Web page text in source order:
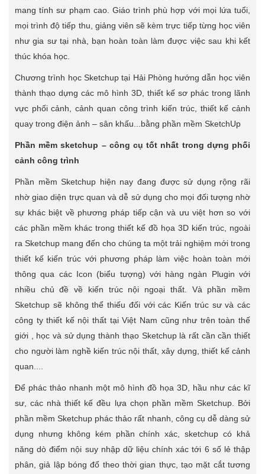
mang tính sư phạm cao. Giáo trình phù hợp với mọi lứa tuổi,
mọi trình độ tiếp thu, giảng viên sẽ kèm trực tiếp từng học viên
như gia sư tại nhà, bạn hoàn toàn làm được việc sau khi kết
thúc khóa học.
Chương trình học Sketchup tại Hải Phòng hướng dẫn học viên
thành thạo dựng các mô hình 3D, thiết kế sơ phác trong lãnh
vực phối cảnh, cảnh quan công trình kiến trúc, thiết kế cảnh
quay trong điện ảnh – sân khấu...bằng phần mềm SketchUp
Phần mềm sketchup – công cụ tốt nhất trong dựng phối
cảnh công trình
Phần mềm Sketchup hiện nay đang được sử dụng rộng rãi
nhờ giao diện trực quan và dễ sử dụng cho mọi đối tượng nhờ
sự khác biệt về phương pháp tiếp cận và ưu việt hơn so với
các phần mềm khác trong thiết kế đồ họa 3D kiến trúc, ngoài
ra Sketchup mang đến cho chúng ta một trải nghiệm mới trong
thiết kế kiến trúc với phương pháp làm việc hoàn toàn mới
thông qua các Icon (biểu tượng) với hàng ngàn Plugin với
nhiều chủ đề về kiến trúc nội ngoại thất. Và phần mềm
Sketchup sẽ không thể thiếu đối với các Kiến trúc sư và các
công ty thiết kế nội thất tại Việt Nam cũng như trên toàn thế
giới , học và sử dụng thành thạo Sketchup là rất cần cần thiết
cho người làm nghề kiến trúc nội thất, xây dựng, thiết kế cảnh
quan....
Để phác thảo nhanh một mô hình đồ họa 3D, hầu như các kĩ
sư, các nhà thiết kế đều lựa chọn phần mềm Sketchup. Bởi
phần mềm Sketchup phác thảo rất nhanh, công cụ dễ dàng sử
dụng nhưng không kém phần chính xác, sketchup có khả
năng dò điểm nội suy nhập dữ liệu chính xác tới 6 số lẻ thập
phân, giả lập bóng đổ theo thời gian thực, tạo mặt cắt tương